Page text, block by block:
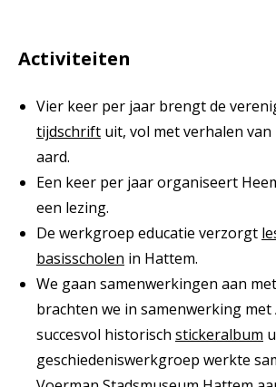
Activiteiten
Vier keer per jaar brengt de
tijdschrift uit, vol met verhalen
aard.
Een keer per jaar organiseert
een lezing.
De werkgroep educatie verzorgt
basisscholen in Hattem.
We gaan samenwerkingen aan
brachten we in samenwerking
succesvol historisch stickeralbum
geschiedeniswerkgroep werkte